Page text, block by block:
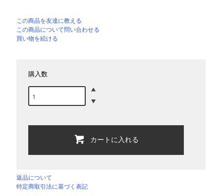
この商品を友達に教える
この商品について問い合わせる
買い物を続ける
購入数
カートに入れる
返品について
特定商取引法に基づく表記